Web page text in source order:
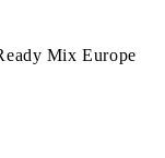
Mix Europe